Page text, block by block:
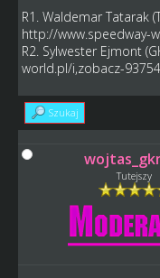
R1. Waldemar Tatarak
http://www.speedway-
R2. Sylwester Ejmont
world.pl/i,zobacz-93754
Szukaj
Tutejszy